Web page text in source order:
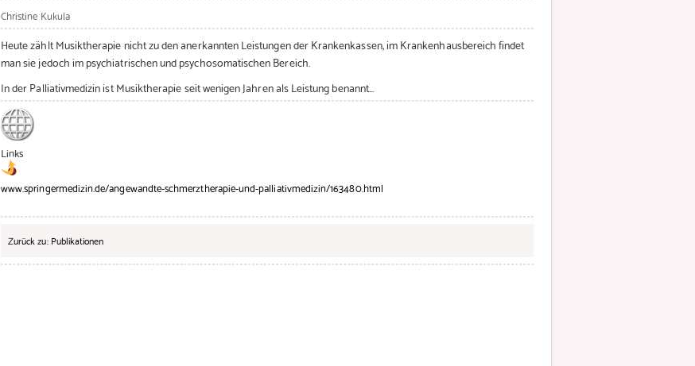
Christine Kukula
Heute zählt Musiktherapie nicht zu den anerkannten Leistungen der Krankenkassen, im Krankenhausbereich findet
man sie jedoch im psychiatrischen und psychosomatischen Bereich.
In der Palliativmedizin ist Musiktherapie seit wenigen Jahren als Leistung benannt...
Links
www.springermedizin.de/angewandte-schmerztherapie-und-palliativmedizin/163480.html
Zurück zu: Publikationen